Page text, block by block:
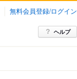
無料会員登録/ログイン
ヘルプ